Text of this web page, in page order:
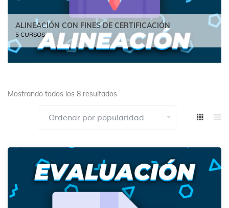
ALINEACIÓN CON FINES DE CERTIFICACIÓN
5 CURSOS
Mostrando todos los 8 resultados